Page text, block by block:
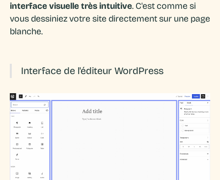
interface visuelle très intuitive. C'est comme si
vous dessiniez votre site directement sur une page
blanche.
Interface de l'éditeur WordPress